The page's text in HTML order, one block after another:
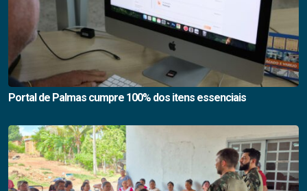
Portal de Palmas cumpre 100% dos itens essenciais